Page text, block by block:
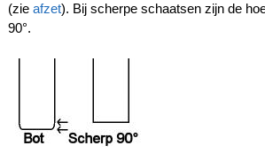
(zieafzet). Bij scherpe schaatsen zijn de
90°.